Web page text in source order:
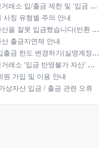
미신고거래소 입/출금 제한 및 '입금 반영불가 자산' 반환 방법 안내
사칭 유형별 주의 안내
가상자산을 잘못 입금했습니다(반환 요청하기)
출금지연제 안내
원화 입출금 한도 변경하기(실명계정 입출금 한도)
미신고거래소 '입금 반영불가 자산' 반환 방법을 알려주세요
원 가입 및 이용 안내
상자산 입금 / 출금 관련 오류